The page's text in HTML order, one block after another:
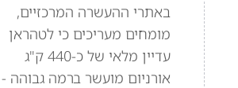
באתרי ההעשרה המרכזיים,
מומחים מעריכים כי לטהראן
עדיין מלאי של כ-440 ק"ג
אורניום מועשר ברמה גבוהה -